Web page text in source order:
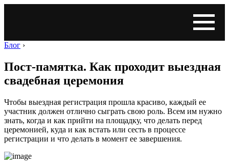
Блог ›
Пост-памятка. Как проходит выездная
свадебная церемония
Чтобы выездная регистрация прошла красиво, каждый ее
участник должен отлично сыграть свою роль. Всем им нужно
знать, когда и как прийти на площадку, что делать перед
церемонией, куда и как встать или сесть в процессе
регистрации и что делать в момент ее завершения.